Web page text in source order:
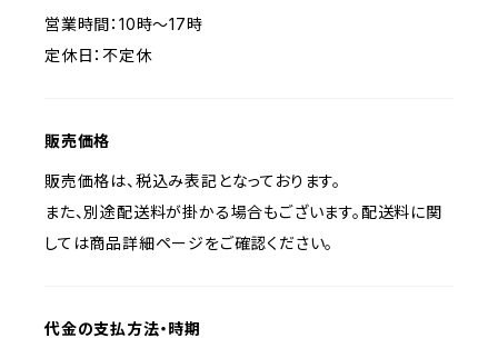
営業時間：10時～17時
定休日：不定休
販売価格
販売価格は、税込み表記となっております。
また、別途配送料が掛かる場合もございます。配送料に関
しては商品詳細ページをご確認ください。
代金の支払方法・時期